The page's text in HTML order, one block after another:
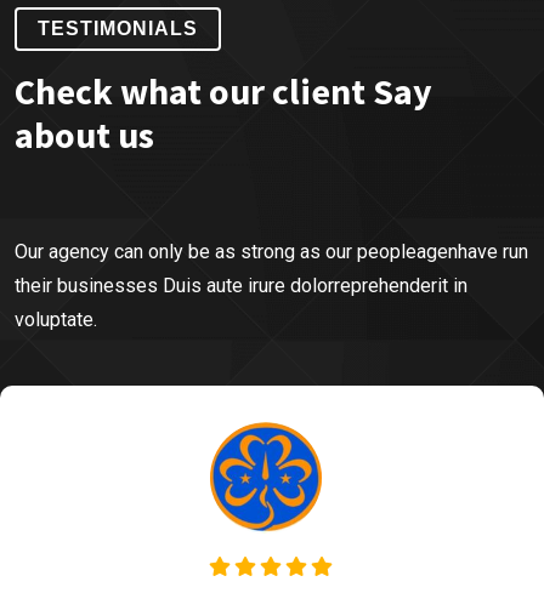
TESTIMONIALS
Check what our client Say
about us
Our agency can only be as strong as our peopleagenhave run
their businesses Duis aute irure dolorreprehenderit in
voluptate.